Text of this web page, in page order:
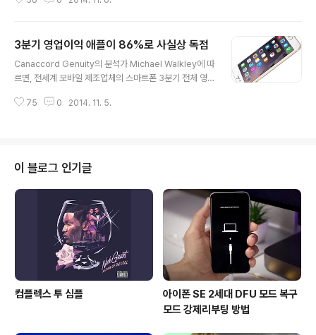
출시됐고, 어김없이 루머가 시작됐고 아마 내년 9월까지는
니다. 대만의 미디어 웹사이트 Economic Daily News
에서는 차세대 아이폰에 3D 디스플레이가 탑재될 것이고,
현재 아이폰의 인셀(In-Cell) 방식의 디스플레이가 터치
전망입니다. Economic Daily News에서 이런 주장을
3분기 영업이익 애플이 86%로 사실상 독점
Canaccord Genuity의 분석가 Michael Walkley에 따
르면, 전세계 모바일 제조업체의 스마트폰 3분기 전체 영
4억 인구의 중국을 제외한 수치이지만 테블렛 시장에 이어
이후로 최악의 수치로 최근들어 삼성전자의 영업부진을 대
변하는 중입니다. 이 밖에도 LG전자가 2%, HTC와 블렉
베리가 0%, 모토로라가 2% 적자, 마이크로소프트가 4%
적자를 기록했습니다. 애플과 삼성전자 외에 다른 기업들
에서는 현재 사실상 이익을 내지 못하는 상황으로, 모바일
75 0 2014. 11. 5.
이 블로그 인기글
컴플렉스 투 심플
아이폰 SE 2세대 DFU 모드 복구
모드 강제리부팅 방법